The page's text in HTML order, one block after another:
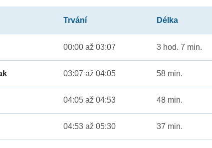
Trvání Délka
00:00 až 03:07 3 hod. 7 min.
03:07 až 04:05 58 min.
04:05 až 04:53 48 min.
04:53 až 05:30 37 min.